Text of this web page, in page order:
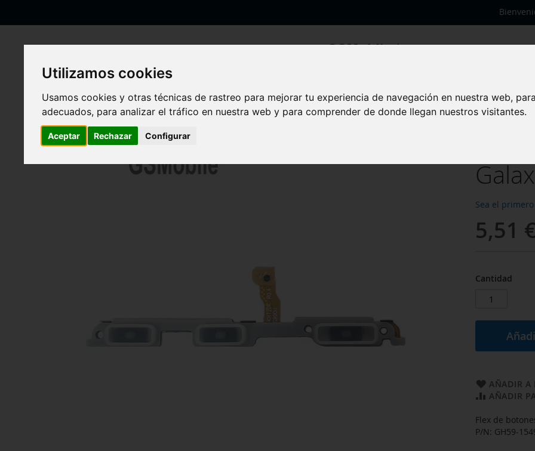
Utilizamos cookies
Usamos cookies y otras técnicas de rastreo para mejorar tu experiencia de navegación en nuestra web,
adecuados, para analizar el tráfico en nuestra web y para comprender de donde llegan nuestros visitantes.
Aceptar Rechazar Configurar
al
Saltar
la
Flex
Sea el
5,51
Cantidad
AÑADIR A
AÑADIR
Flex de
P/N: GH59-